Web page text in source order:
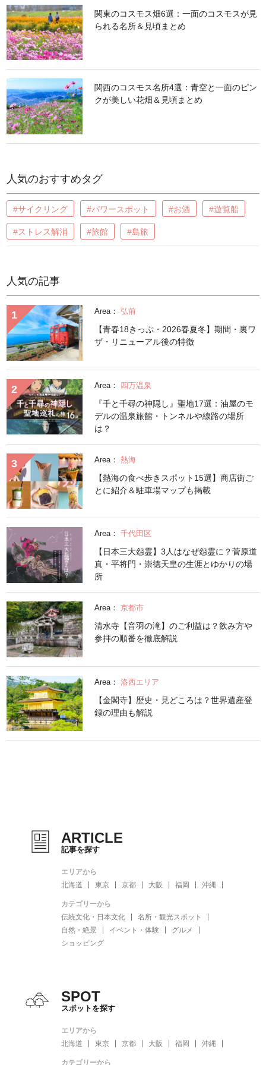
関東のコスモス畑6選：一面のコスモスが見
られる名所＆見頃まとめ
関西のコスモス名所4選：青空と一面のピン
クが美しい花畑＆見頃まとめ
人気のおすすめタグ
#サイクリング #パワースポット #お酒 #遊覧船
#ストレス解消 #旅館 #島旅
人気の記事
Area： 弘前
【青春18きっぷ・2026春夏冬】期間・裏ワ
ザ・リニューアル後の特徴
Area： 四万温泉
『千と千尋の神隠し』聖地17選：油屋のモ
デルの温泉旅館・トンネルや線路の場所
は？
Area： 熱海
【熱海の食べ歩きスポット15選】商店街ご
とに紹介＆駐車場マップも掲載
Area： 千代田区
【日本三大怨霊】3人はなぜ怨霊に？菅原道
真・平将門・崇徳天皇の生涯とゆかりの場
所
Area： 京都市
清水寺【音羽の滝】のご利益は？飲み方や
参拝の順番を徹底解説
Area： 洛西エリア
【金閣寺】歴史・見どころは？世界遺産登
録の理由も解説
ARTICLE
記事を探す
エリアから
北海道
東京 京都 大阪 福岡 沖縄
カテゴリーから
伝統文化・日本文化
名所・観光スポット
自然・絶景
イベント・体験
グルメ
ショッピング
SPOT
スポットを探す
エリアから
北海道
東京 京都 大阪 福岡 沖縄
カテゴリーから